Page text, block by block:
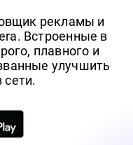
рекламы и
Встроенные в
плавного и
улучшить
сети.